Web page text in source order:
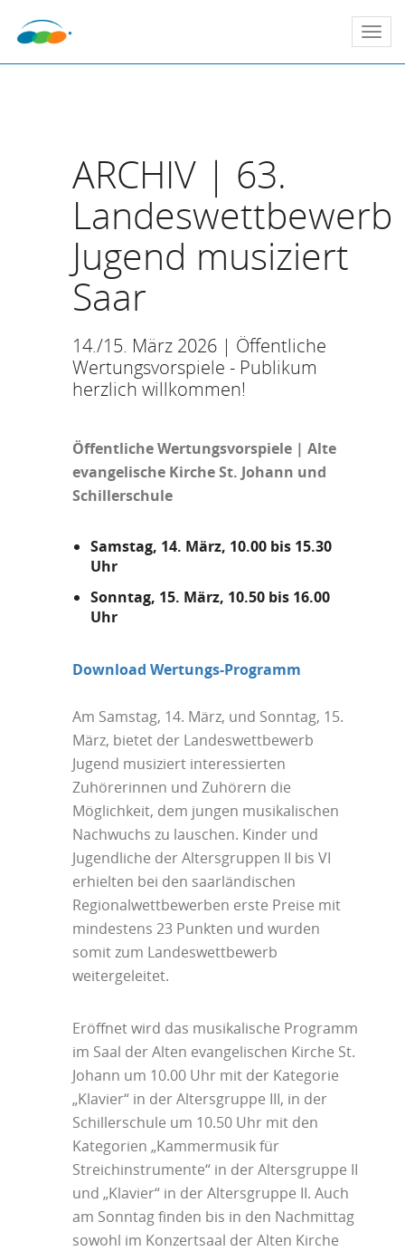
ARCHIV | 63.
Landeswettbewerb
Jugend musiziert
Saar
14./15. März 2026 | Öffentliche
Wertungsvorspiele - Publikum
herzlich willkommen!
Öffentliche Wertungsvorspiele | Alte
evangelische Kirche St. Johann und
Schillerschule
Samstag, 14. März, 10.00 bis 15.30
Uhr
Sonntag, 15. März, 10.50 bis 16.00
Uhr
Download Wertungs-Programm
Am Samstag, 14. März, und Sonntag, 15.
März, bietet der Landeswettbewerb
Jugend musiziert interessierten
Zuhörerinnen und Zuhörern die
Möglichkeit, dem jungen musikalischen
Nachwuchs zu lauschen. Kinder und
Jugendliche der Altersgruppen II bis VI
erhielten bei den saarländischen
Regionalwettbewerben erste Preise mit
mindestens 23 Punkten und wurden
somit zum Landeswettbewerb
weitergeleitet.
Eröffnet wird das musikalische Programm
im Saal der Alten evangelischen Kirche St.
Johann um 10.00 Uhr mit der Kategorie
„Klavier“ in der Altersgruppe III, in der
Schillerschule um 10.50 Uhr mit den
Kategorien „Kammermusik für
Streichinstrumente“ in der Altersgruppe II
und „Klavier“ in der Altersgruppe II. Auch
am Sonntag finden bis in den Nachmittag
sowohl im Konzertsaal der Alten Kirche